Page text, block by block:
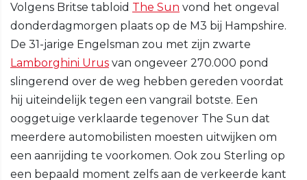
Volgens Britse tabloid The Sun vond het ongeval
donderdagmorgen plaats op de M3 bij Hampshire.
De 31-jarige Engelsman zou met zijn zwarte
Lamborghini Urus van ongeveer 270.000 pond
slingerend over de weg hebben gereden voordat
hij uiteindelijk tegen een vangrail botste. Een
ooggetuige verklaarde tegenover The Sun dat
meerdere automobilisten moesten uitwijken om
een aanrijding te voorkomen. Ook zou Sterling op
een bepaald moment zelfs aan de verkeerde kant